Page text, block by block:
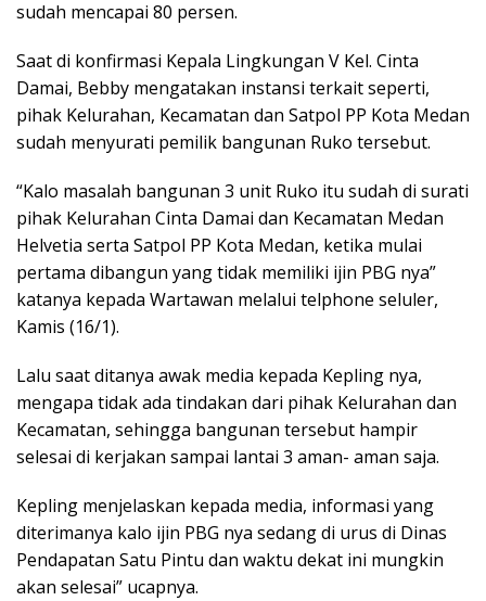
sudah mencapai 80 persen.
Saat di konfirmasi Kepala Lingkungan V Kel. Cinta
Damai, Bebby mengatakan instansi terkait seperti,
pihak Kelurahan, Kecamatan dan Satpol PP Kota Medan
sudah menyurati pemilik bangunan Ruko tersebut.
“Kalo masalah bangunan 3 unit Ruko itu sudah di surati
pihak Kelurahan Cinta Damai dan Kecamatan Medan
Helvetia serta Satpol PP Kota Medan, ketika mulai
pertama dibangun yang tidak memiliki ijin PBG nya”
katanya kepada Wartawan melalui telphone seluler,
Kamis (16/1).
Lalu saat ditanya awak media kepada Kepling nya,
mengapa tidak ada tindakan dari pihak Kelurahan dan
Kecamatan, sehingga bangunan tersebut hampir
selesai di kerjakan sampai lantai 3 aman- aman saja.
Kepling menjelaskan kepada media, informasi yang
diterimanya kalo ijin PBG nya sedang di urus di Dinas
Pendapatan Satu Pintu dan waktu dekat ini mungkin
akan selesai” ucapnya.